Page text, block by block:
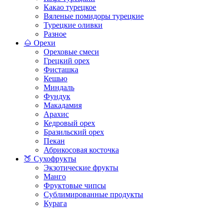
Какао турецкое
Вяленые помидоры турецкие
Турецкие оливки
Разное
🌰 Орехи
Ореховые смеси
Грецкий орех
Фисташка
Кешью
Миндаль
Фундук
Макадамия
Арахис
Кедровый орех
Бразильский орех
Пекан
Абрикосовая косточка
🍑 Сухофрукты
Экзотические фрукты
Манго
Фруктовые чипсы
Сублимированные продукты
Курага